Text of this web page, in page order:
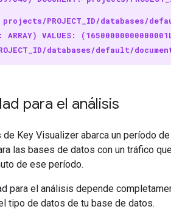
projects/PROJECT_ID/databases/
ARRAY) VALUES:
databases/default/
para el análisis
de Key Visualizer abarca un período
las bases de datos con un tráfico
de ese período.
para el análisis depende
tipo de datos de tu base de datos.